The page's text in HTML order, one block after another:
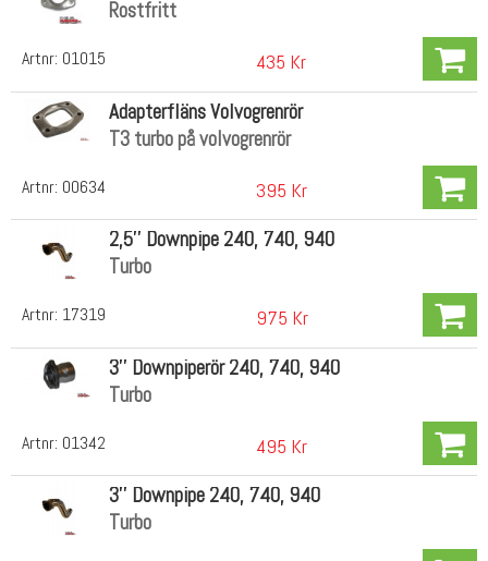
Artnr: 01015
Rostfritt
435 Kr
Artnr: 00634
Adapterfläns Volvogrenrör
T3 turbo på volvogrenrör
395 Kr
Artnr: 17319
2,5'' Downpipe 240, 740, 940
Turbo
975 Kr
Artnr: 01342
3'' Downpiperör 240, 740, 940
Turbo
495 Kr
3'' Downpipe 240, 740, 940
Turbo